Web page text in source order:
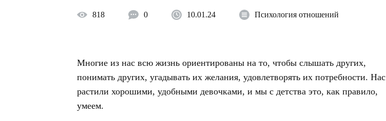
818 0 10.01.24 Психология отношений
Многие из нас всю жизнь ориентированы на то, чтобы слышать других,
понимать других, угадывать их желания, удовлетворять их потребности. Нас
растили хорошими, удобными девочками, и мы с детства это, как правило,
умеем.